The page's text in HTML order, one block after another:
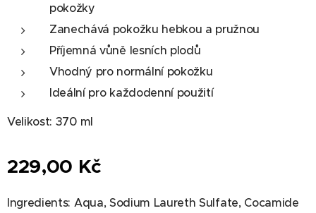
pokožky
Zanechává pokožku hebkou a pružnou
Příjemná vůně lesních plodů
Vhodný pro normální pokožku
Ideální pro každodenní použití
Velikost: 370 ml
229,00 Kč
Ingredients: Aqua, Sodium Laureth Sulfate, Cocamide